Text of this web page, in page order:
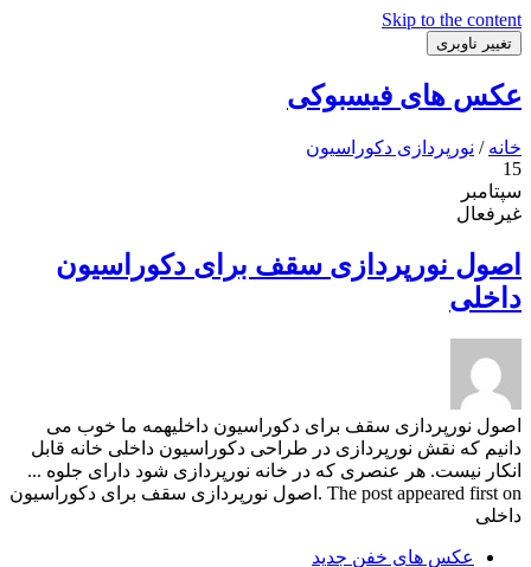
Skip to the content
تغییر ناوبری
عکس های فیسبوکی
خانه / نورپردازی دکوراسیون
15
سپتامبر
غیرفعال
اصول نورپردازی سقف برای دکوراسیون
داخلی
اصول نورپردازی سقف برای دکوراسیون داخلیهمه ما خوب می
دانیم که نقش نورپردازی در طراحی دکوراسیون داخلی خانه قابل
انکار نیست. هر عنصری که در خانه نورپردازی شود دارای جلوه ...
The post appeared first on .اصول نورپردازی سقف برای دکوراسیون
داخلی
عکس های خفن جدید